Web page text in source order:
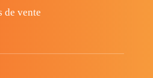
de vente